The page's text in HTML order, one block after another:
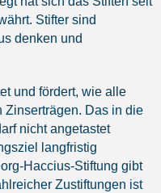
Stifter sind
denken und
und fördert, wie alle
Zinserträgen. Das in die
nicht angetastet
langfristig
Haccius-Stiftung gibt
Zustiftungen ist